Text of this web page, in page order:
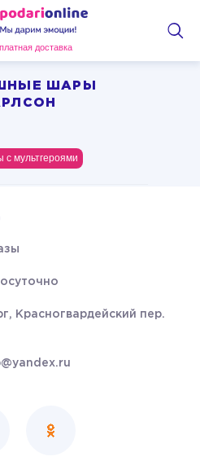
доставка
ШАРЫ
с мультгероями
Красногвардейский пер.